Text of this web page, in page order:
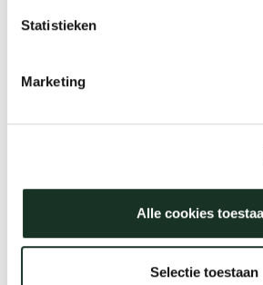
Statistieken
Marketing
Alle cookies
Selectie toestaan
Product
Designer